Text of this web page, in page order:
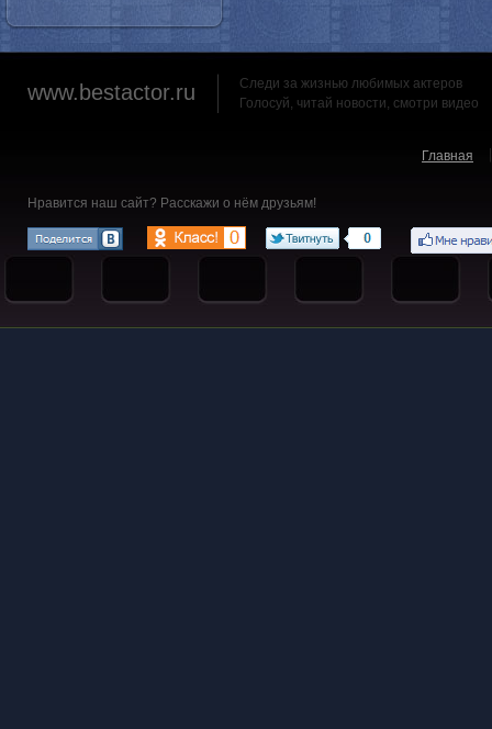
www.bestactor.ru
Следи за жизнью любимых актеров
Голосуй, читай новости, смотри видео
Главная
Нравится наш сайт? Расскажи о нём друзьям!